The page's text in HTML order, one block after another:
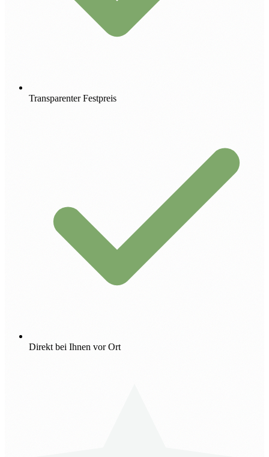
Transparenter Festpreis
Direkt bei Ihnen vor Ort